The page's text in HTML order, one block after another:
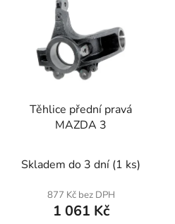
Těhlice přední pravá
MAZDA 3
Skladem do 3 dní (1 ks)
877 Kč bez DPH
1 061 Kč